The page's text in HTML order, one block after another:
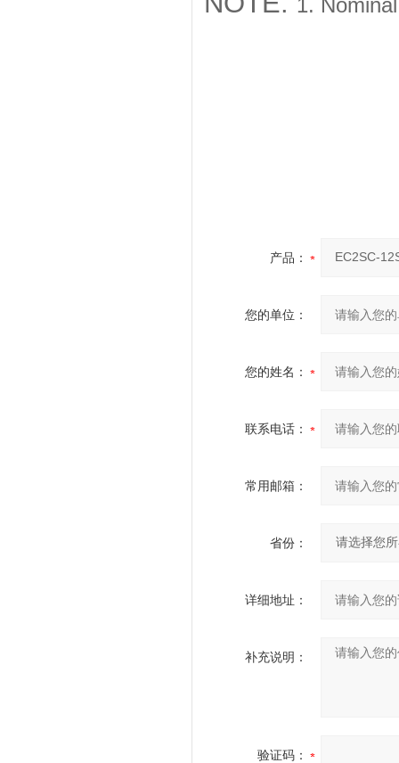
1.
产品：
您的单位：
您的姓名：
联系电话：
常用邮箱：
省份：
详细地址：
补充说明：
验证码：